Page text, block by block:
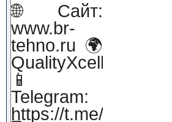
🌐 Сайт:
www.br-
tehno.ru 🌍
QualityXcellence.ru
📱
Telegram:
https://t.me/qx_lab_IT